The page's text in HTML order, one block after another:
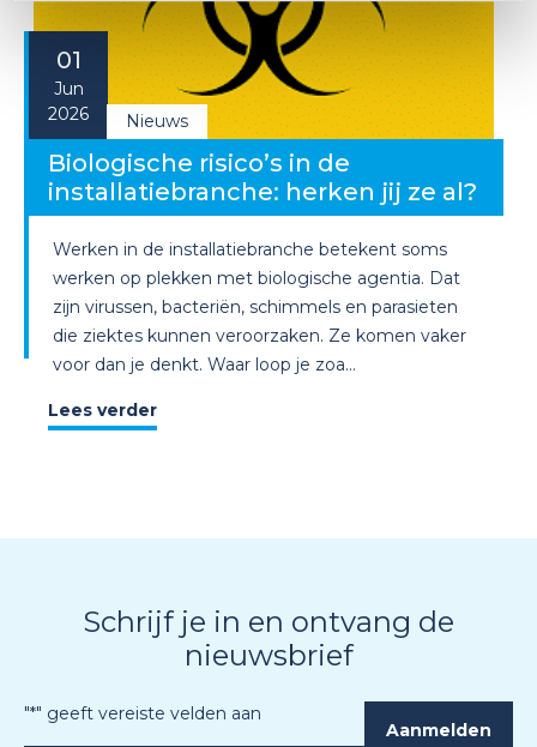
01
Jun
2026
Nieuws
Biologische risico’s in de
installatiebranche: herken jij ze al?
Werken in de installatiebranche betekent soms
werken op plekken met biologische agentia. Dat
zijn virussen, bacteriën, schimmels en parasieten
die ziektes kunnen veroorzaken. Ze komen vaker
voor dan je denkt. Waar loop je zoa...
Lees verder
Schrijf je in en ontvang de
nieuwsbrief
"*" geeft vereiste velden aan